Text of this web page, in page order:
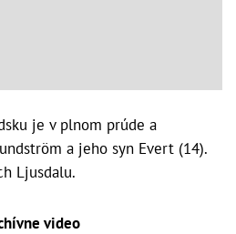
je v plnom prúde a
a jeho syn Evert (14).
Ljusdalu.
video